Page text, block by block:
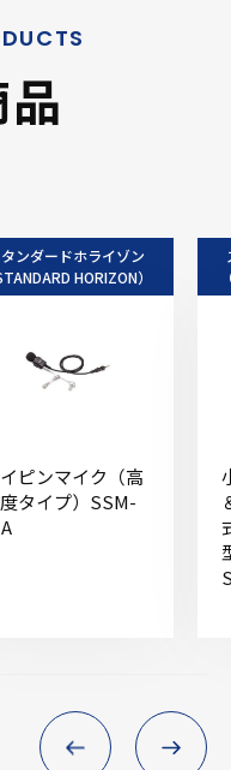
タンダードホライゾン
HORIZON）
ピンマイク（高
タイプ）SSM-